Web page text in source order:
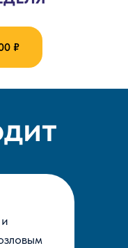
₽